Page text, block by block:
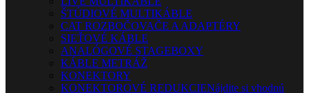
ŠTÚDIOVÉ MULTIKÁBLE
CAT ROZBOČOVAČE A ADAPTÉRY
SIEŤOVÉ KÁBLE
ANALÓGOVÉ STAGEBOXY
KÁBLE METRÁŽ
KONEKTORY
KONEKTOROVÉ REDUKCIENájdite si vhodnú